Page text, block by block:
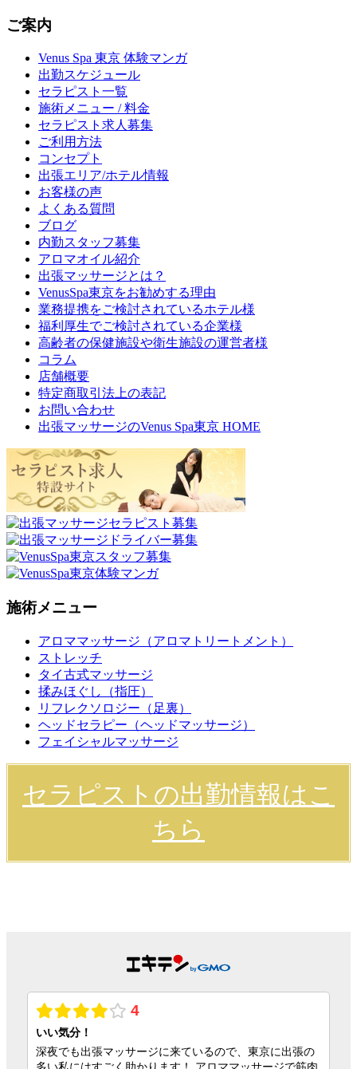
ご案内
Venus Spa 東京 体験マンガ
出勤スケジュール
セラピスト一覧
施術メニュー / 料金
セラピスト求人募集
ご利用方法
コンセプト
出張エリア/ホテル情報
お客様の声
よくある質問
ブログ
内勤スタッフ募集
アロマオイル紹介
出張マッサージとは？
VenusSpa東京をお勧めする理由
業務提携をご検討されているホテル様
福利厚生でご検討されている企業様
高齢者の保健施設や衛生施設の運営者様
コラム
店舗概要
特定商取引法上の表記
お問い合わせ
出張マッサージのVenus Spa東京 HOME
施術メニュー
アロママッサージ（アロマトリートメント）
ストレッチ
タイ古式マッサージ
揉みほぐし（指圧）
リフレクソロジー（足裏）
ヘッドセラピー（ヘッドマッサージ）
フェイシャルマッサージ
セラピストの出勤情報はこ
ちら